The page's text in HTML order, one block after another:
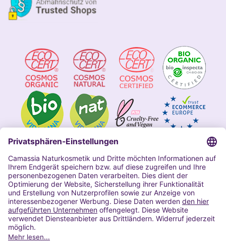
Impressum
Allgemeine Geschäftsbedingungen
Datenschutzerklärung Camassia
Widerrufsbelehrung
Copyright 2020 | Alle Rechte vorbehalten